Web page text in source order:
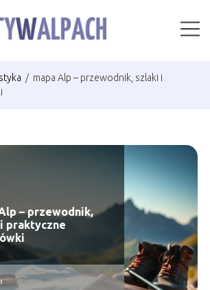
/ mapa Alp – przewodnik, szlaki i
– przewodnik,
praktyczne